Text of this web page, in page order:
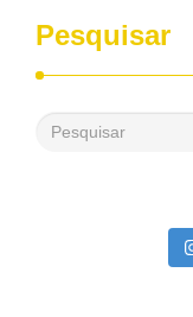
desenvolvimento
passado, essa
reais, com suas
saneamento
Patriota disse
Pesquisar